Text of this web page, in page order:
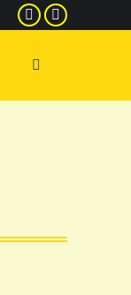
Facebook
opens
YouTube
Search: